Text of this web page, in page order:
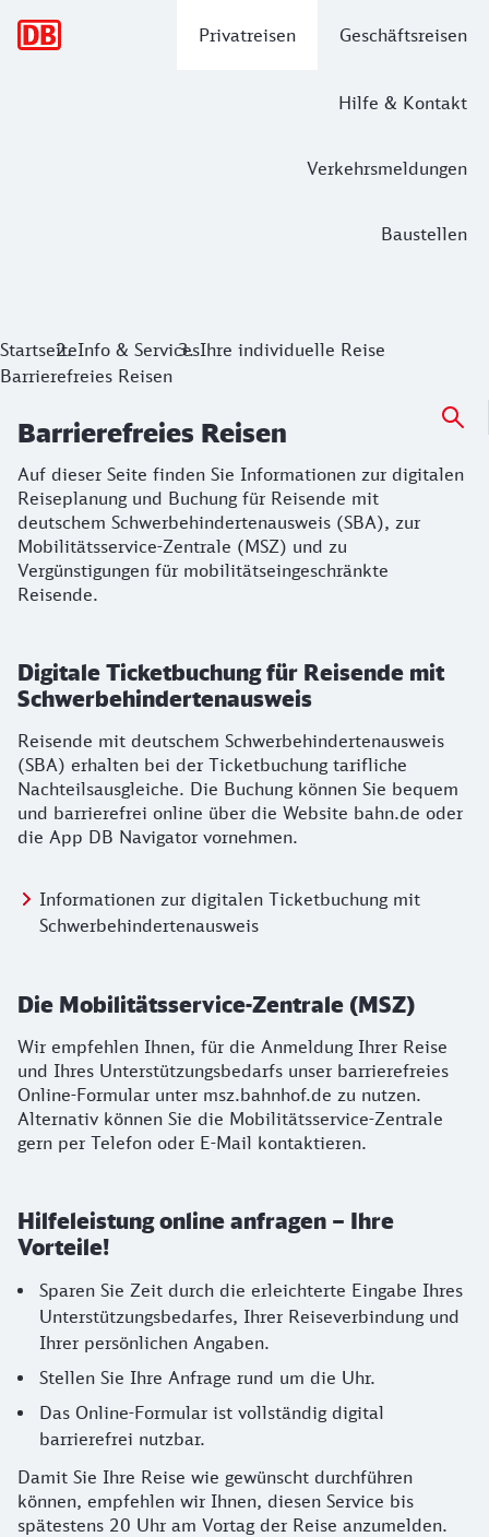
Privatreisen Geschäftsreisen
Hilfe & Kontakt
Verkehrsmeldungen
Baustellen
Auf dieser Seite finden Sie Informationen zur digitalen
StartseiteInfo & ServicesIhre individuelle Reise
Barrierefreies Reisen
Barrierefreies Reisen
Auf dieser Seite finden Sie Informationen zur digitalen
Reiseplanung und Buchung für Reisende mit
deutschem Schwerbehindertenausweis (SBA), zur
Mobilitätsservice-Zentrale (MSZ) und zu
Vergünstigungen für mobilitätseingeschränkte
Reisende.
Digitale Ticketbuchung für Reisende mit
Schwerbehindertenausweis
Reisende mit deutschem Schwerbehindertenausweis
(SBA) erhalten bei der Ticketbuchung tarifliche
Nachteilsausgleiche. Die Buchung können Sie bequem
und barrierefrei online über die Website bahn.de oder
die App DB Navigator vornehmen.
Informationen zur digitalen Ticketbuchung mit
Schwerbehindertenausweis
Die Mobilitätsservice-Zentrale (MSZ)
Wir empfehlen Ihnen, für die Anmeldung Ihrer Reise
und Ihres Unterstützungsbedarfs unser barrierefreies
Online-Formular unter msz.bahnhof.de zu nutzen.
Alternativ können Sie die Mobilitätsservice-Zentrale
gern per Telefon oder E-Mail kontaktieren.
Hilfeleistung online anfragen – Ihre
Vorteile!
Sparen Sie Zeit durch die erleichterte Eingabe Ihres
Unterstützungsbedarfes, Ihrer Reiseverbindung und
Ihrer persönlichen Angaben.
Stellen Sie Ihre Anfrage rund um die Uhr.
Das Online-Formular ist vollständig digital
barrierefrei nutzbar.
Damit Sie Ihre Reise wie gewünscht durchführen
können, empfehlen wir Ihnen, diesen Service bis
spätestens 20 Uhr am Vortag der Reise anzumelden.